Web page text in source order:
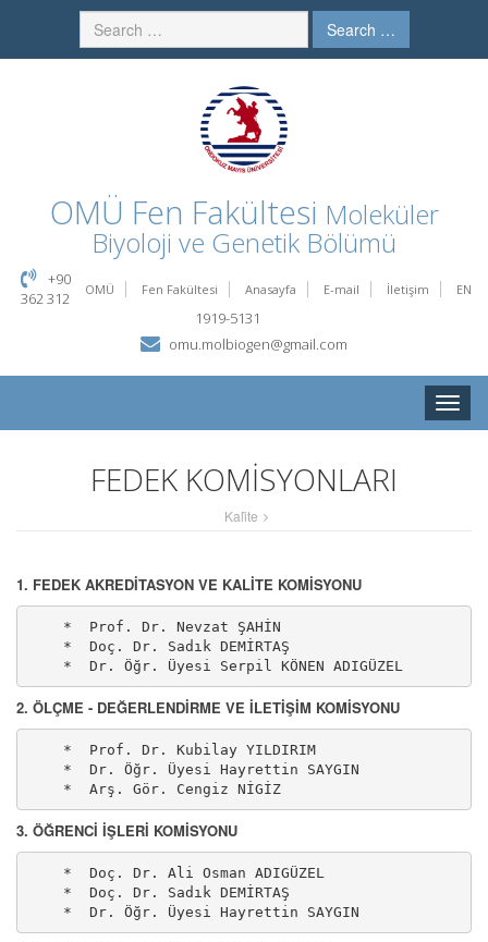
Search …
OMÜ Fen Fakültesi Moleküler
Biyoloji ve Genetik Bölümü
OMÜ Fen Fakültesi Anasayfa E-mail İletişim EN
+90
362 312
1919-5131
omu.molbiogen@gmail.com
Toggle
FEDEK KOMİSYONLARI
Kali̇te
1. FEDEK AKREDİTASYON VE KALİTE KOMİSYONU
    *  Dr. Öğr. Üyesi Serpil KÖNEN ADIGÜZEL
2. ÖLÇME - DEĞERLENDİRME VE İLETİŞİM KOMİSYONU
    *  Arş. Gör. Cengiz NİGİZ
3. ÖĞRENCİ İŞLERİ KOMİSYONU
    *  Dr. Öğr. Üyesi Hayrettin SAYGIN